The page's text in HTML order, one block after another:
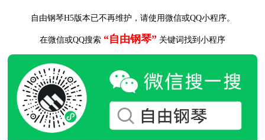
自由钢琴H5版本已不再维护，请使用微信或QQ小程序。
在微信或QQ搜索 “自由钢琴” 关键词找到小程序